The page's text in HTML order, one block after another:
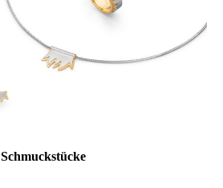
Schmuckstücke